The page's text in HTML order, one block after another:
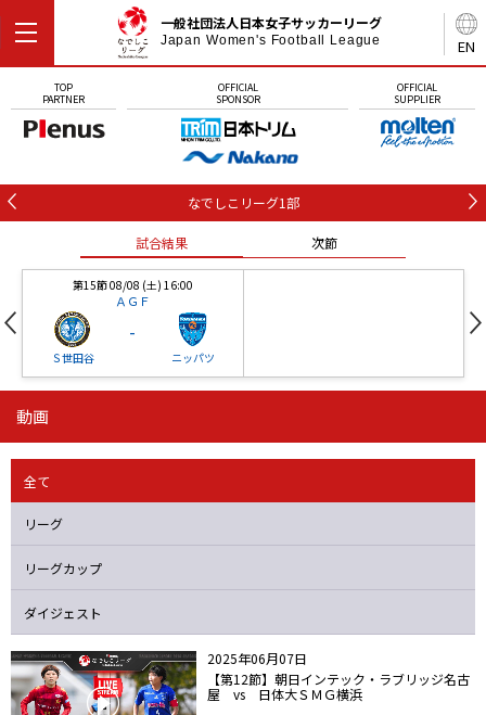
EN
一般社団法人日本女子サッカーリーグ
Japan Women's Football League
TOP
PARTNER
OFFICIAL
SPONSOR
OFFICIAL
SUPPLIER
なでしこリーグ1部
試合結果 次節
第15節 08/08 (土) 16:00
ＡＧＦ
Ｓ世田谷
-
ニッパツ
ニッパツ
ニッパツ 名古屋
石人の星
静岡 愛媛Ｌ
動画
全て
リーグ
リーグカップ
ダイジェスト
2025年06月07日
【第12節】朝日インテック・ラブリッジ名古
屋 vs 日体大ＳＭＧ横浜